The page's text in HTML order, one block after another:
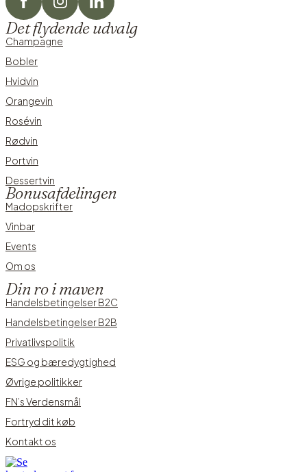
Det flydende udvalg
Champagne
Bobler
Hvidvin
Orangevin
Rosévin
Rødvin
Portvin
Dessertvin
Bonusafdelingen
Madopskrifter
Vinbar
Events
Om os
Din ro i maven
Handelsbetingelser B2C
Handelsbetingelser B2B
Privatlivspolitik
ESG og bæredygtighed
Øvrige politikker
FN’s Verdensmål
Fortryd dit køb
Kontakt os